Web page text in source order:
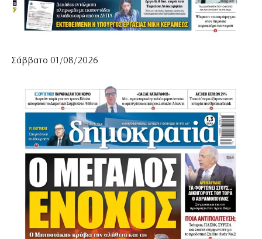
Σάββατο 01/08/2026